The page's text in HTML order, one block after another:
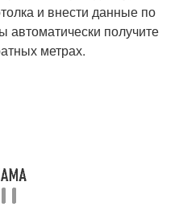
и внести данные по
автоматически получите
метрах.